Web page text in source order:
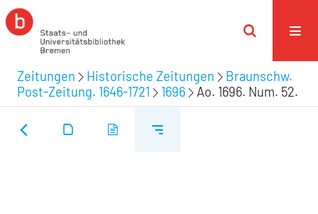
Zeitungen Historische Zeitungen
Braunschw.
Post-Zeitung. 1646-1721
1696 Ao. 1696. Num. 52.